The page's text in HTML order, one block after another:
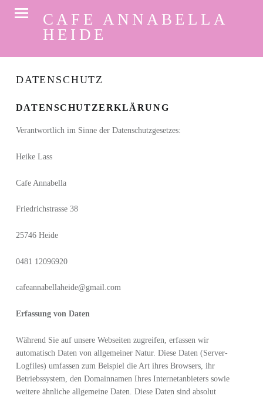
CAFE ANNABELLA
HEIDE
Genuss, wohlfühlen und erholen…
DATENSCHUTZ
DATENSCHUTZERKLÄRUNG
Verantwortlich im Sinne der Datenschutzgesetzes:
Heike Lass
Cafe Annabella
Friedrichstrasse 38
25746 Heide
0481 12096920
cafeannabellaheide@gmail.com
Erfassung von Daten
Während Sie auf unsere Webseiten zugreifen, erfassen wir
automatisch Daten von allgemeiner Natur. Diese Daten (Server-
Logfiles) umfassen zum Beispiel die Art ihres Browsers, ihr
Betriebssystem, den Domainnamen Ihres Internetanbieters sowie
weitere ähnliche allgemeine Daten. Diese Daten sind absolut